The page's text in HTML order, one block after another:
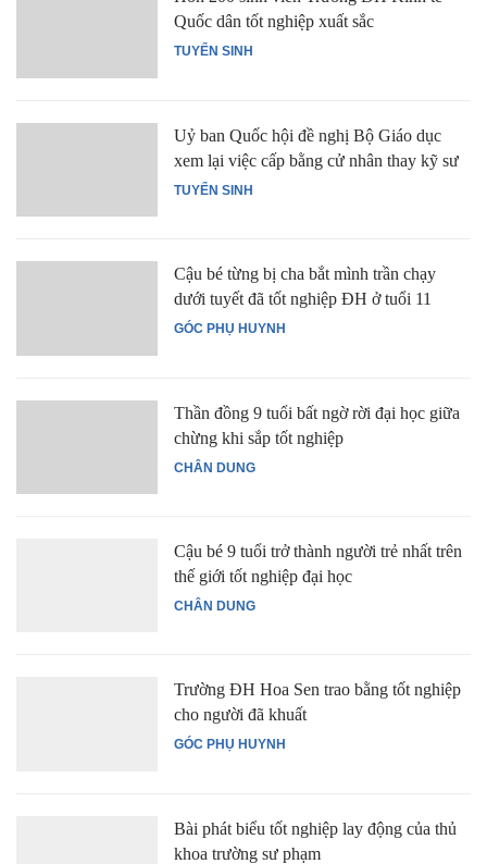
TUYỂN SINH
Quốc dân tốt nghiệp xuất sắc
TUYỂN SINH
Uỷ ban Quốc hội đề nghị Bộ Giáo dục
xem lại việc cấp bằng cử nhân thay kỹ sư
GÓC PHỤ HUYNH
Cậu bé từng bị cha bắt mình trần chạy
dưới tuyết đã tốt nghiệp ĐH ở tuổi 11
CHÂN DUNG
Thần đồng 9 tuổi bất ngờ rời đại học giữa
chừng khi sắp tốt nghiệp
CHÂN DUNG
Cậu bé 9 tuổi trở thành người trẻ nhất trên
thế giới tốt nghiệp đại học
GÓC PHỤ HUYNH
Trường ĐH Hoa Sen trao bằng tốt nghiệp
cho người đã khuất
Bài phát biểu tốt nghiệp lay động của thủ
khoa trường sư phạm